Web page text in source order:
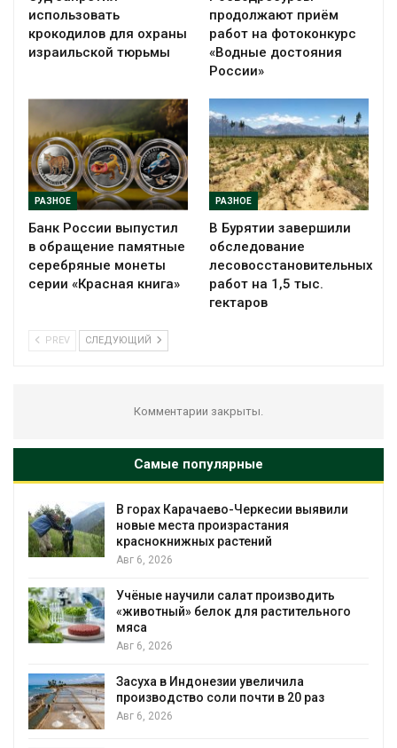
использовать
крокодилов для охраны
израильской тюрьмы
продолжают приём
работ на фотоконкурс
«Водные достояния
России»
РАЗНОЕ
Банк России выпустил
в обращение памятные
серебряные монеты
серии «Красная книга»
РАЗНОЕ
В Бурятии завершили
обследование
лесовосстановительных
работ на 1,5 тыс.
гектаров
PREV СЛЕДУЮЩИЙ
Комментарии закрыты.
Самые популярные
В горах Карачаево-Черкесии выявили
новые места произрастания
краснокнижных растений
Авг 6, 2026
Учёные научили салат производить
«животный» белок для растительного
мяса
Авг 6, 2026
Засуха в Индонезии увеличила
производство соли почти в 20 раз
Авг 6, 2026